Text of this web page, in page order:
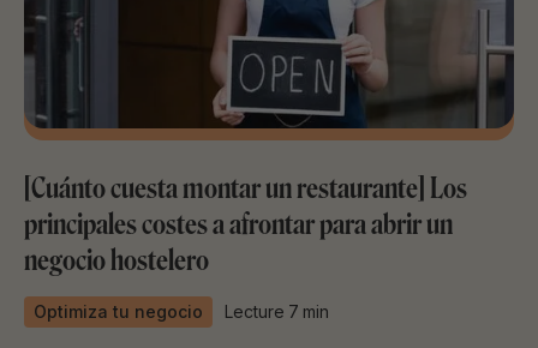
[Cuánto cuesta montar un restaurante] Los
principales costes a afrontar para abrir un
negocio hostelero
Optimiza tu negocio Lecture 7 min